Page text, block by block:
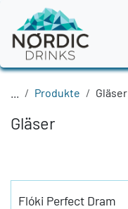
Zum Inhalt springen
Produkte Gläser
Gläser
Flóki Perfect Dram